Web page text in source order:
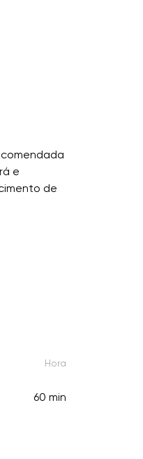
e
de
Hora
60 min